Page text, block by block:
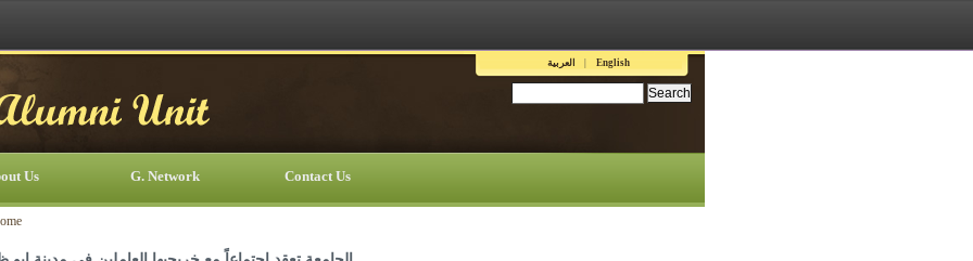
Languagesالعربية English
Search this site:
Us G. Network Contact Us